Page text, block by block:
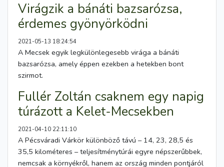
Virágzik a bánáti bazsarózsa,
érdemes gyönyörködni
2021-05-13 18:24:54
A Mecsek egyik legkülönlegesebb virága a bánáti
bazsarózsa, amely éppen ezekben a hetekben bont
szirmot.
Fullér Zoltán csaknem egy napig
túrázott a Kelet-Mecsekben
2021-04-10 22:11:10
A Pécsváradi Várkör különböző távú – 14, 23, 28,5 és
35,5 kilométeres – teljesítménytúrái egyre népszerűbbek,
nemcsak a környékről, hanem az ország minden pontjáról